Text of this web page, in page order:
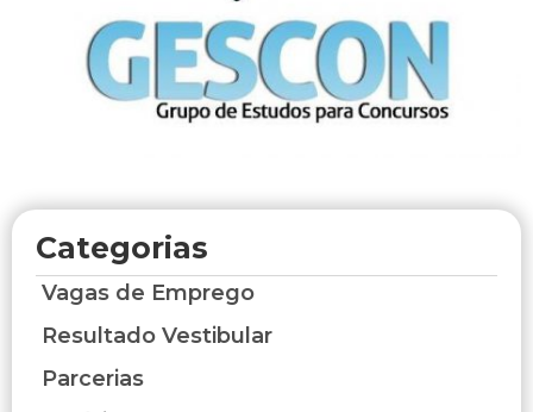
Categorias
Vagas de Emprego
Resultado Vestibular
Parcerias